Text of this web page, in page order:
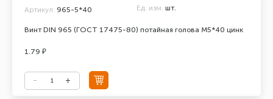
Винт DIN 965 (ГОСТ 17475-80) потайная голова М5*40 цинк
Артикул: 965-5*40 Ед. изм. шт.
1.79 ₽